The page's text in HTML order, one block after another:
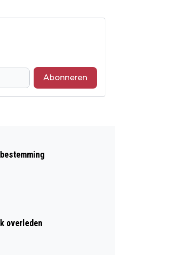
Abonneren
IN NOVEMBER
overleden